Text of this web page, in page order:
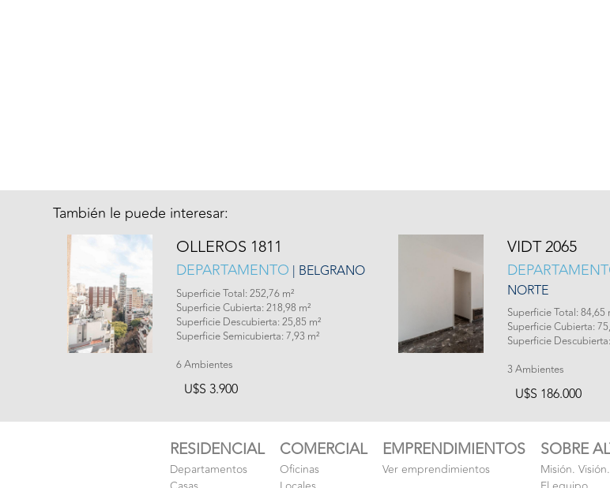
También le puede interesar:
OLLEROS 1811
DEPARTAMENTO | BELGRANO
Superficie Total: 252,76 m²
Superficie Cubierta: 218,98 m²
Superficie Descubierta: 25,85 m²
Superficie Semicubierta: 7,93 m²
6 Ambientes
U$S 3.900
VIDT 2065
NORTE
Superficie Total: 84,65
Superficie Cubierta:
Superficie
3 Ambientes
U$S 186.000
RESIDENCIAL
Departamentos
COMERCIAL
Oficinas
EMPRENDIMIENTOS
Ver emprendimientos
SOBRE
Misión.